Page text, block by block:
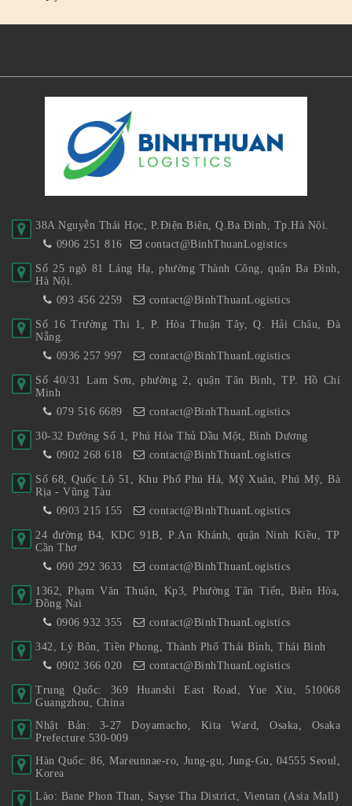
38A Nguyễn Thái Học, P.Điện Biên, Q.Ba Đình, Tp.Hà Nội.
0906 251 816
contact@BinhThuanLogistics
Số 25 ngõ 81 Láng Hạ, phường Thành Công, quận Ba Đình,
Hà Nội.
093 456 2259
contact@BinhThuanLogistics
Số 16 Trường Thi 1, P. Hòa Thuận Tây, Q. Hải Châu, Đà
Nẵng.
0936 257 997
contact@BinhThuanLogistics
Số 40/31 Lam Sơn, phường 2, quận Tân Bình, TP. Hồ Chí
Minh
079 516 6689
contact@BinhThuanLogistics
30-32 Đường Số 1, Phú Hòa Thủ Dầu Một, Bình Dương
0902 268 618
contact@BinhThuanLogistics
Số 68, Quốc Lộ 51, Khu Phố Phú Hà, Mỹ Xuân, Phú Mỹ, Bà
Rịa - Vũng Tàu
0903 215 155
contact@BinhThuanLogistics
24 đường B4, KDC 91B, P.An Khánh, quận Ninh Kiều, TP
Cần Thơ
090 292 3633
contact@BinhThuanLogistics
1362, Phạm Văn Thuận, Kp3, Phường Tân Tiến, Biên Hòa,
Đồng Nai
0906 932 355
contact@BinhThuanLogistics
342, Lý Bôn, Tiền Phong, Thành Phố Thái Bình, Thái Bình
0902 366 020
contact@BinhThuanLogistics
Trung Quốc: 369 Huanshi East Road, Yue Xiu, 510068
Guangzhou, China
Nhật Bản: 3-27 Doyamacho, Kita Ward, Osaka, Osaka
Prefecture 530-009
Hàn Quốc: 86, Mareunnae-ro, Jung-gu, Jung-Gu, 04555 Seoul,
Korea
Lào: Bane Phon Than, Sayse Tha District, Vientan (Asia Mall)